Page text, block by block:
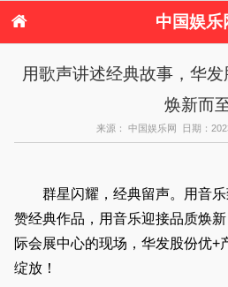
中国娱乐
港台娱乐
日本娱乐
音乐新闻
港台明星八卦
日本韩国明星
欧
用歌声讲述经典故事，华
焕新而
来源： 中国娱乐网 日期：
群星闪耀，经典留声。用音乐
赞经典作品，用音乐迎接品质焕
际会展中心的现场，华发股份优+
绽放！